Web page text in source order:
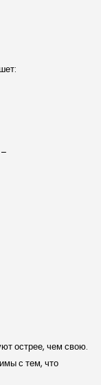
острее, чем свою.
с тем, что